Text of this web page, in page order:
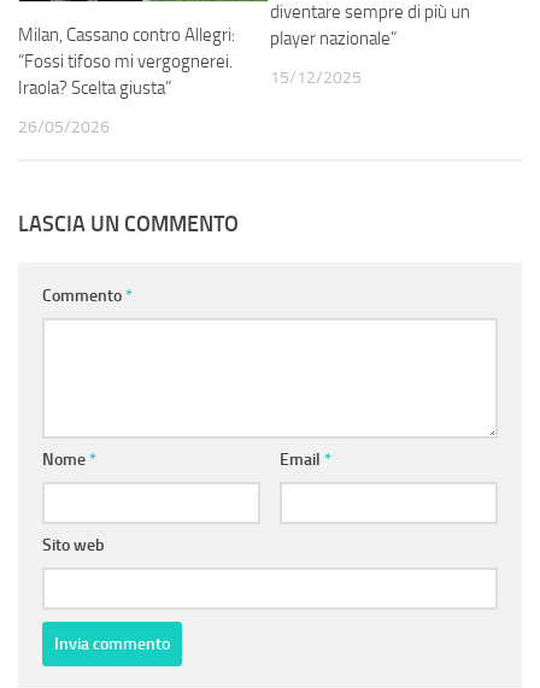
Milan, Cassano contro Allegri:
“Fossi tifoso mi vergognerei.
Iraola? Scelta giusta”
26/05/2026
diventare sempre di più un
player nazionale”
15/12/2025
LASCIA UN COMMENTO
Commento*
Nome* Email *
Sito web